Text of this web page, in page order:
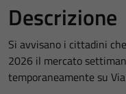
Descrizione
Si avvisano i cittadini
2026 il mercato
temporaneamente su